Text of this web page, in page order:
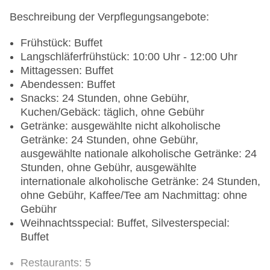
Beschreibung der Verpflegungsangebote:
Frühstück: Buffet
Langschläferfrühstück: 10:00 Uhr - 12:00 Uhr
Mittagessen: Buffet
Abendessen: Buffet
Snacks: 24 Stunden, ohne Gebühr,
Kuchen/Gebäck: täglich, ohne Gebühr
Getränke: ausgewählte nicht alkoholische
Getränke: 24 Stunden, ohne Gebühr,
ausgewählte nationale alkoholische Getränke: 24
Stunden, ohne Gebühr, ausgewählte
internationale alkoholische Getränke: 24 Stunden,
ohne Gebühr, Kaffee/Tee am Nachmittag: ohne
Gebühr
Weihnachtsspecial: Buffet, Silvesterspecial:
Buffet
Restaurants: 5